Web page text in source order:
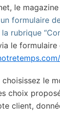
le
un formulaire
la rubrique
le formulaire
choisissez le
choix
client,